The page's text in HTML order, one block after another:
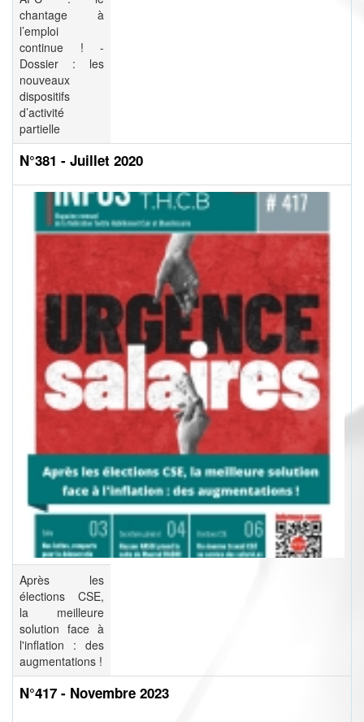
chantage à
l’emploi
continue ! -
Dossier : les
nouveaux
dispositifs
d’activité
partielle
N°381 - Juillet 2020
Après les
élections CSE,
la meilleure
solution face à
l'inflation : des
augmentations !
N°417 - Novembre 2023